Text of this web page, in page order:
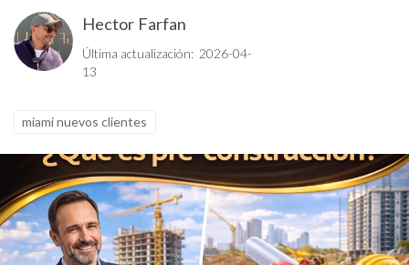
Hector Farfan
Última actualización: 2026-04-
13
miami nuevos clientes